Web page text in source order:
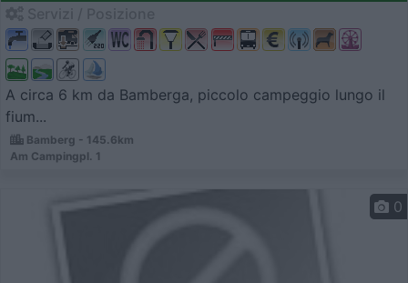
A circa 6 km da Bamberga, piccolo campeggio lungo il
fium...
Bamberg - 145.6km
Am Campingpl. 1
0